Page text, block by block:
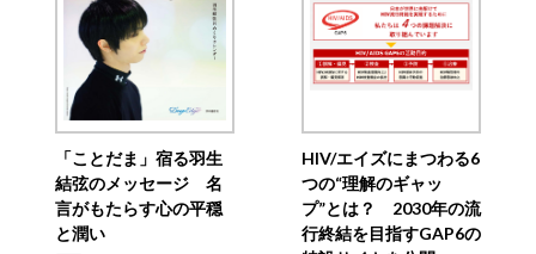
「ことだま」宿る羽生
結弦のメッセージ 名
言がもたらす心の平穏
と潤い
HIV/エイズにまつわる6
つの“理解のギャッ
プ”とは？ 2030年の流
行終結を目指すGAP6の